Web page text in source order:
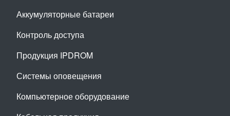
Аккумуляторные батареи
Контроль доступа
Продукция IPDROM
Системы оповещения
Компьютерное оборудование